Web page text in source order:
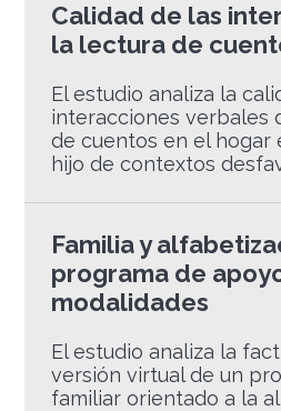
Calidad de las
la lectura de
El estudio analiza la
interacciones verbales
de cuentos en el hogar
hijo de contextos
Familia y
programa de
modalidades
El estudio analiza la
versión virtual de un
familiar orientado a la